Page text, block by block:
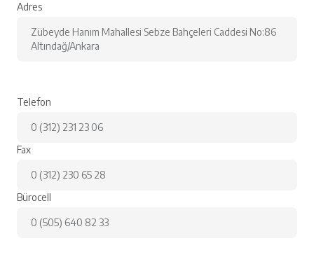
Adres
Zübeyde Hanım Mahallesi Sebze Bahçeleri Caddesi No:86
Altındağ/Ankara
Telefon
0 (312) 231 23 06
Fax
0 (312) 230 65 28
Bürocell
0 (505) 640 82 33